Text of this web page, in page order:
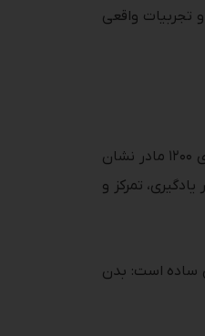
تجربیات واقعی
مغز جنین در سه‌ماهه اول ۲۵۰ هزار نورون در دقیقه می‌سازد. اگر اسیدهای چرب امگا-۳ کم باشد، این تعداد افت می‌کند. مطالعه‌ای در دانشگاه هاروارد روی ۱۲۰۰ مادر نشان
است در یادگیری، تمرکز و
ساده است: بدن